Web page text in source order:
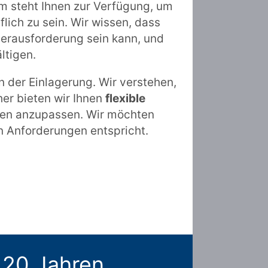
steht Ihnen zur Verfügung, um
zu sein. Wir wissen, dass
sein kann, und
Einlagerung. Wir verstehen,
bieten wir Ihnen flexible
anzupassen. Wir möchten
Anforderungen entspricht.